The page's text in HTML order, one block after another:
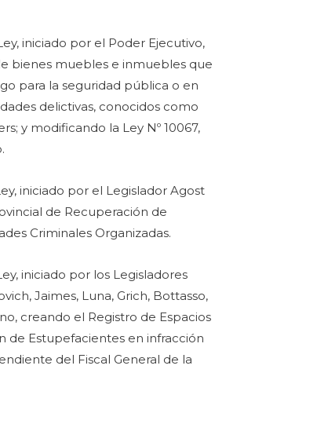
iniciado por el Poder Ejecutivo,
bienes muebles e inmuebles que
para la seguridad pública o en
delictivas, conocidos como
y modificando la Ley Nº 10067,
iniciado por el Legislador Agost
de Recuperación de
Criminales Organizadas.
iniciado por los Legisladores
Jaimes, Luna, Grich, Bottasso,
creando el Registro de Espacios
de Estupefacientes en infracción
del Fiscal General de la